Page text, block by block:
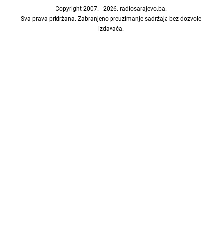
Copyright 2007. - 2026. radiosarajevo.ba.
Sva prava pridržana. Zabranjeno preuzimanje sadržaja bez dozvole
izdavača.